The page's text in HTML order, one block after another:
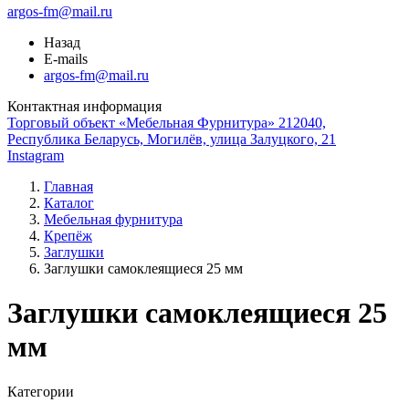
argos-fm@mail.ru
Назад
E-mails
argos-fm@mail.ru
Контактная информация
Торговый объект «Мебельная Фурнитура» 212040,
Республика Беларусь, Могилёв, улица Залуцкого, 21
Instagram
Главная
Каталог
Мебельная фурнитура
Крепёж
Заглушки
Заглушки самоклеящиеся 25 мм
Заглушки самоклеящиеся 25
мм
Категории